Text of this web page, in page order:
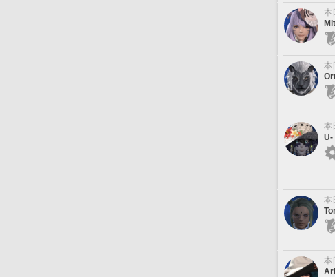
本
本
本
U-
本
本